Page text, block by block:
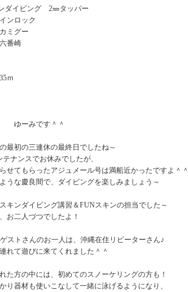
イビング 2㎜タッパー
ンロック
ミグー
番崎
ｍ
ゆーみです＾＾
最初の三連休の最終日でしたね～
ナンスでお休みでしたが、
せてもらったアジュメール号は満船近かったですよ＾＾
うな慶良間で、ダイビングを楽しみましょう～
キンダイビング講習＆FUNスキンの担当でした～
お二人づつでしたよ！
ストさんのお一人は、沖縄在住リピーターさん♪
れて遊びに来てくれました＾＾
た方の中には、初めてのスノーケリングの方も！
り器材も使いこなして一緒に泳げるようになり、